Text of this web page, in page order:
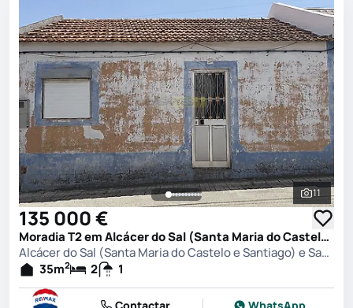
Ver
11
135 000 €
Moradia T2 em Alcácer do Sal (Santa Maria do Castelo e Santiago) e Santa Susana, Alcácer do Sal
Alcácer do Sal (Santa Maria do Castelo e Santiago) e Santa Susana, Alcácer do Sal
35m2 2 1